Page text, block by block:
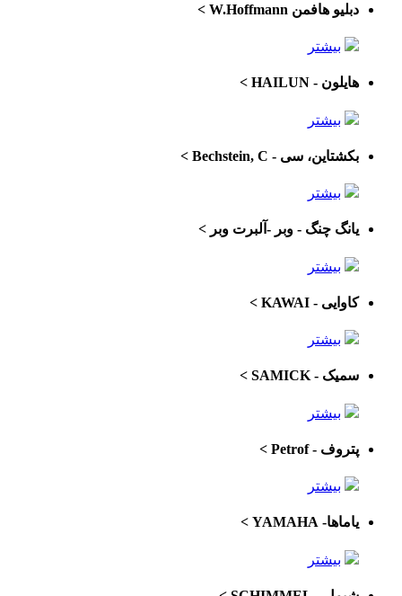
دبلیو هافمن W.Hoffmann >
بیشتر
هایلون - HAILUN >
بیشتر
بکشتاین، سی - Bechstein, C >
بیشتر
یانگ چنگ - وبر -آلبرت وبر >
بیشتر
کاوایی - KAWAI >
بیشتر
سمیک - SAMICK >
بیشتر
پتروف - Petrof >
بیشتر
یاماها- YAMAHA >
بیشتر